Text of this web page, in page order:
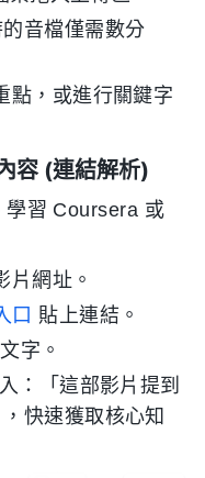
音檔僅需數分
點，或進行關鍵字
容 (連結解析)
學習 Coursera 或
片網址。
口 貼上連結。
字。
：「這部影片提到
快速獲取核心知